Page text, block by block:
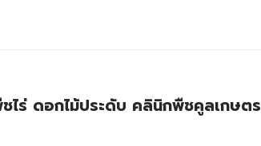
ไร่ ดอกไม้ประดับ คลินิกพืชคูลเกษตร